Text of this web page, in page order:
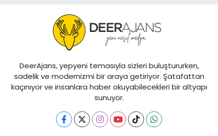
DeerAjans, yepyeni temasıyla sizleri buluştururken,
sadelik ve modernizmi bir araya getiriyor. Şatafattan
kaçınıyor ve insanlara haber okuyabilecekleri bir altyapı
sunuyor.